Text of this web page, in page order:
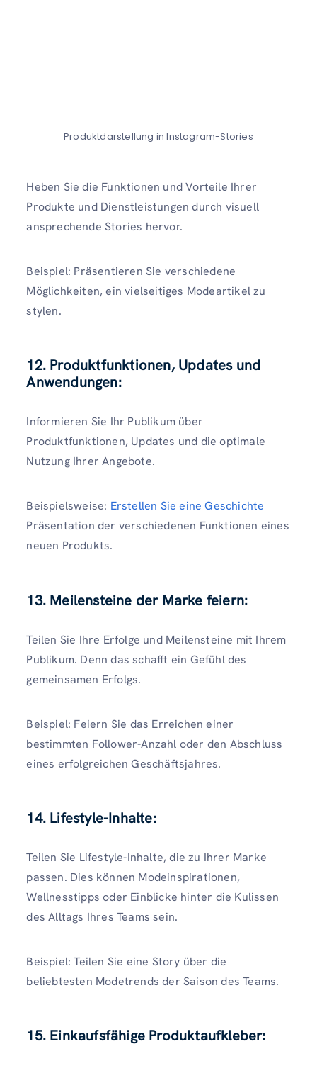
Produktdarstellung in Instagram-Stories
Heben Sie die Funktionen und Vorteile Ihrer
Produkte und Dienstleistungen durch visuell
ansprechende Stories hervor.
Beispiel: Präsentieren Sie verschiedene
Möglichkeiten, ein vielseitiges Modeartikel zu
stylen.
12. Produktfunktionen, Updates und
Anwendungen:
Informieren Sie Ihr Publikum über
Produktfunktionen, Updates und die optimale
Nutzung Ihrer Angebote.
Beispielsweise: Erstellen Sie eine Geschichte
Präsentation der verschiedenen Funktionen eines
neuen Produkts.
13. Meilensteine ​​der Marke feiern:
Teilen Sie Ihre Erfolge und Meilensteine ​​mit Ihrem
Publikum. Denn das schafft ein Gefühl des
gemeinsamen Erfolgs.
Beispiel: Feiern Sie das Erreichen einer
bestimmten Follower-Anzahl oder den Abschluss
eines erfolgreichen Geschäftsjahres.
14. Lifestyle-Inhalte:
Teilen Sie Lifestyle-Inhalte, die zu Ihrer Marke
passen. Dies können Modeinspirationen,
Wellnesstipps oder Einblicke hinter die Kulissen
des Alltags Ihres Teams sein.
Beispiel: Teilen Sie eine Story über die
beliebtesten Modetrends der Saison des Teams.
15. Einkaufsfähige Produktaufkleber: